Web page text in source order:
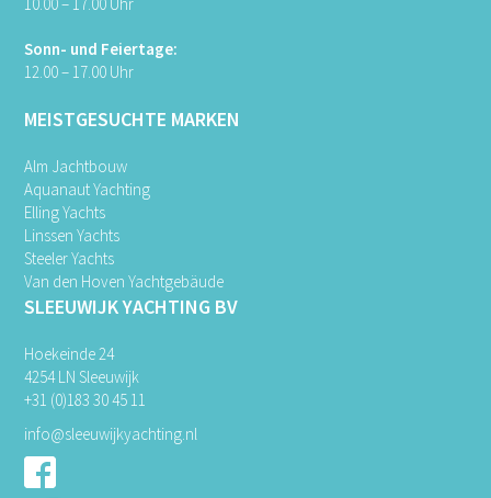
Sonn- und Feiertage:
12.00 – 17.00 Uhr
MEISTGESUCHTE MARKEN
Alm Jachtbouw
Aquanaut Yachting
Elling Yachts
Linssen Yachts
Steeler Yachts
Van den Hoven Yachtgebäude
SLEEUWIJK YACHTING BV
Hoekeinde 24
4254 LN Sleeuwijk
+31 (0)183 30 45 11
info@sleeuwijkyachting.nl